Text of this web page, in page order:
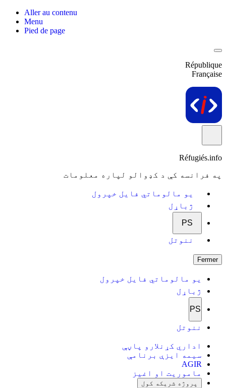
Aller au contenu
Menu
Pied de page
République
Française
Réfugiés.info
په فرانسه کې د کډوالو لپاره معلومات
یو مالوماتي فایل خپرول
ژباړل
PS
ننوتل
Fermer
یو مالوماتي فایل خپرول
ژباړل
PS
ننوتل
اداري کړنلارو پاڼې
سیمه ایزې برنامې
AGIR
ماموریت او اغیز
پروژه شریکه کول